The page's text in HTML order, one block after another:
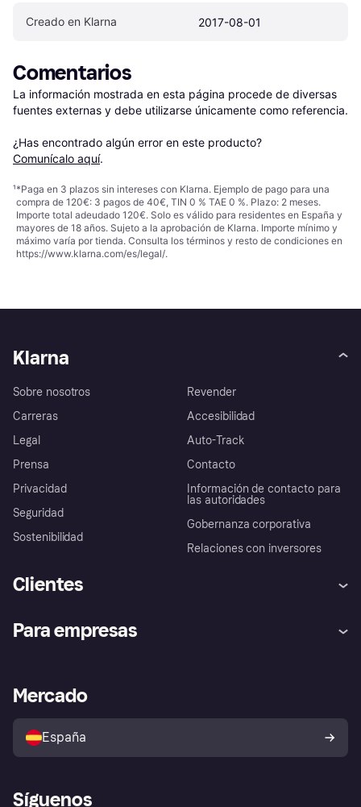
Creado en Klarna 2017-08-01
Comentarios
La información mostrada en esta página procede de diversas
fuentes externas y debe utilizarse únicamente como referencia.
¿Has encontrado algún error en este producto?
Comunícalo aquí.
¹*Paga en 3 plazos sin intereses con Klarna. Ejemplo de pago para una
compra de 120€: 3 pagos de 40€, TIN 0 % TAE 0 %. Plazo: 2 meses.
Importe total adeudado 120€. Solo es válido para residentes en España y
mayores de 18 años. Sujeto a la aprobación de Klarna. Importe mínimo y
máximo varía por tienda. Consulta los términos y resto de condiciones en
https://www.klarna.com/es/legal/.
Klarna
Sobre nosotros
Carreras
Legal
Prensa
Privacidad
Seguridad
Sostenibilidad
Revender
Accesibilidad
Auto-Track
Contacto
Información de contacto para
las autoridades
Gobernanza corporativa
Relaciones con inversores
Clientes
Inicio de sesión
Directorio de tiendas
Política de protección al
comprador de Klarna
Reclamaciones
Para empresas
Acceso empresas
Mercado
España
Síguenos